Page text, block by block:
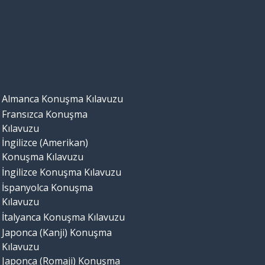
Almanca Konuşma Kılavuzu
Fransızca Konuşma
Kılavuzu
İngilizce (Amerikan)
Konuşma Kılavuzu
İngilizce Konuşma Kılavuzu
İspanyolca Konuşma
Kılavuzu
İtalyanca Konuşma Kılavuzu
Japonca (Kanji) Konuşma
Kılavuzu
Japonca (Romaji) Konuşma